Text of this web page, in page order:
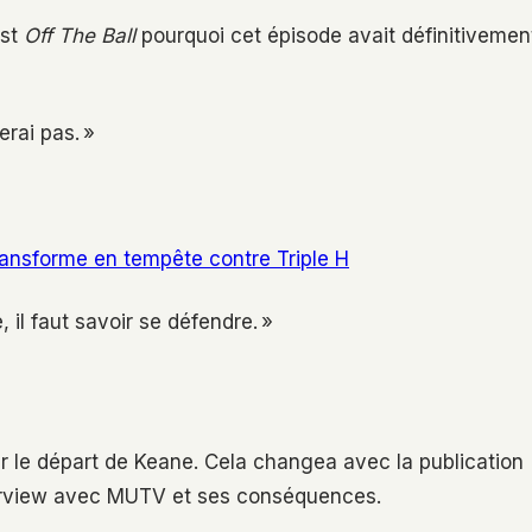
Off The Ballpourquoi cet épisode avait
pas. »
en tempête contre Triple H
il faut savoir se défendre. »
départ de Keane. Cela changea avec la publication
avec MUTV et ses conséquences.